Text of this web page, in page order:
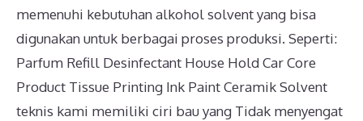
memenuhi kebutuhan alkohol solvent yang bisa
digunakan untuk berbagai proses produksi. Seperti:
Parfum Refill Desinfectant House Hold Car Core
Product Tissue Printing Ink Paint Ceramik Solvent
teknis kami memiliki ciri bau yang Tidak menyengat